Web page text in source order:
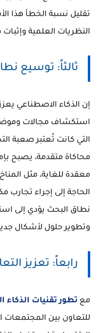
تقليل نسبة الخطأ هذا
النظريات العلمية
ثالثاً: توسيع
إن الذكاء الاصطناعي
استكشاف مجالات
التي كانت تُعتبر صعبة
محاكاة متقدمة، يصبح
معقدة للغاية، مثل
الحاجة إلى إجراء تجارب
نطاق البحث يؤدي إلى
وتطوير حلول لأشكال
رابعاً: تعزيز
مع تطور تقنيات الذكاء
للتعاون بين المجتمعات